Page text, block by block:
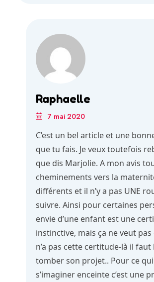
Raphaelle
7 mai 2020
C’est un bel article et une
que tu fais. Je veux toutefois
que dis Marjolie. A mon avis
cheminements vers la
différents et il n’y a pas UNE
suivre. Ainsi pour certaines
envie d’une enfant est une
instinctive, mais ça ne veut
n’a pas cette certitude-là il faut
tomber son projet.. Pour ce
s’imaginer enceinte c’est une